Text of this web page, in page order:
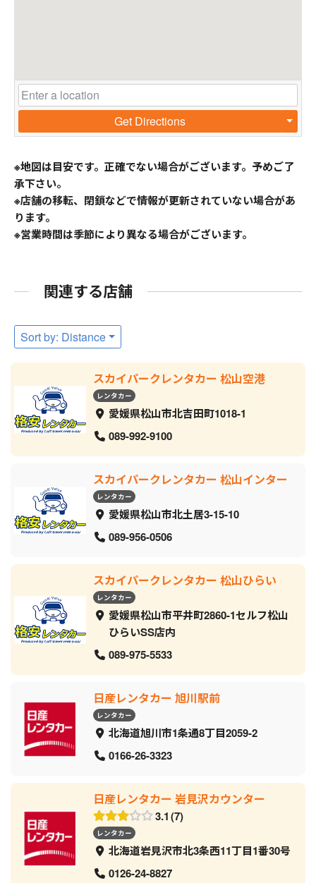
Get Directions
※地図は目安です。正確でない場合がございます。予めご了
承下さい。
※店舗の移転、閉鎖などで情報が更新されていない場合があ
ります。
※営業時間は季節により異なる場合がございます。
関連する店舗
Sort by: Distance
スカイパークレンタカー 松山空港
レンタカー
愛媛県松山市北吉田町1018-1
089-992-9100
スカイパークレンタカー 松山インター
レンタカー
愛媛県松山市北土居3-15-10
089-956-0506
スカイパークレンタカー 松山ひらい
レンタカー
愛媛県松山市平井町2860-1セルフ松山
ひらいSS店内
089-975-5533
日産レンタカー 旭川駅前
レンタカー
北海道旭川市1条通8丁目2059‐2
0166-26-3323
日産レンタカー 岩見沢カウンター
3.1 7
レンタカー
北海道岩見沢市北3条西11丁目1番30号
0126-24-8827